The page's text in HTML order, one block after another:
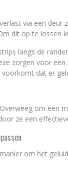
via een deur
dit op te lossen
langs de
zorgen voor
dat er
om een
ze een
om het